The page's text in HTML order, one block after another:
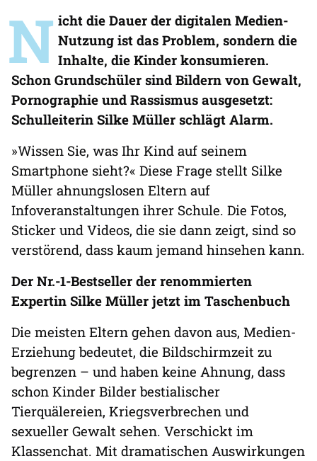
N icht die Dauer der digitalen Medien-
Nutzung ist das Problem, sondern die
Inhalte, die Kinder konsumieren.
Schon Grundschüler sind Bildern von Gewalt,
Pornographie und Rassismus ausgesetzt:
Schulleiterin Silke Müller schlägt Alarm.
»Wissen Sie, was Ihr Kind auf seinem
Smartphone sieht?« Diese Frage stellt Silke
Müller ahnungslosen Eltern auf
Infoveranstaltungen ihrer Schule. Die Fotos,
Sticker und Videos, die sie dann zeigt, sind so
verstörend, dass kaum jemand hinsehen kann.
Der Nr.-1-Bestseller der renommierten
Expertin Silke Müller jetzt im Taschenbuch
Die meisten Eltern gehen davon aus, Medien-
Erziehung bedeutet, die Bildschirmzeit zu
begrenzen – und haben keine Ahnung, dass
schon Kinder Bilder bestialischer
Tierquälereien, Kriegsverbrechen und
sexueller Gewalt sehen. Verschickt im
Klassenchat. Mit dramatischen Auswirkungen